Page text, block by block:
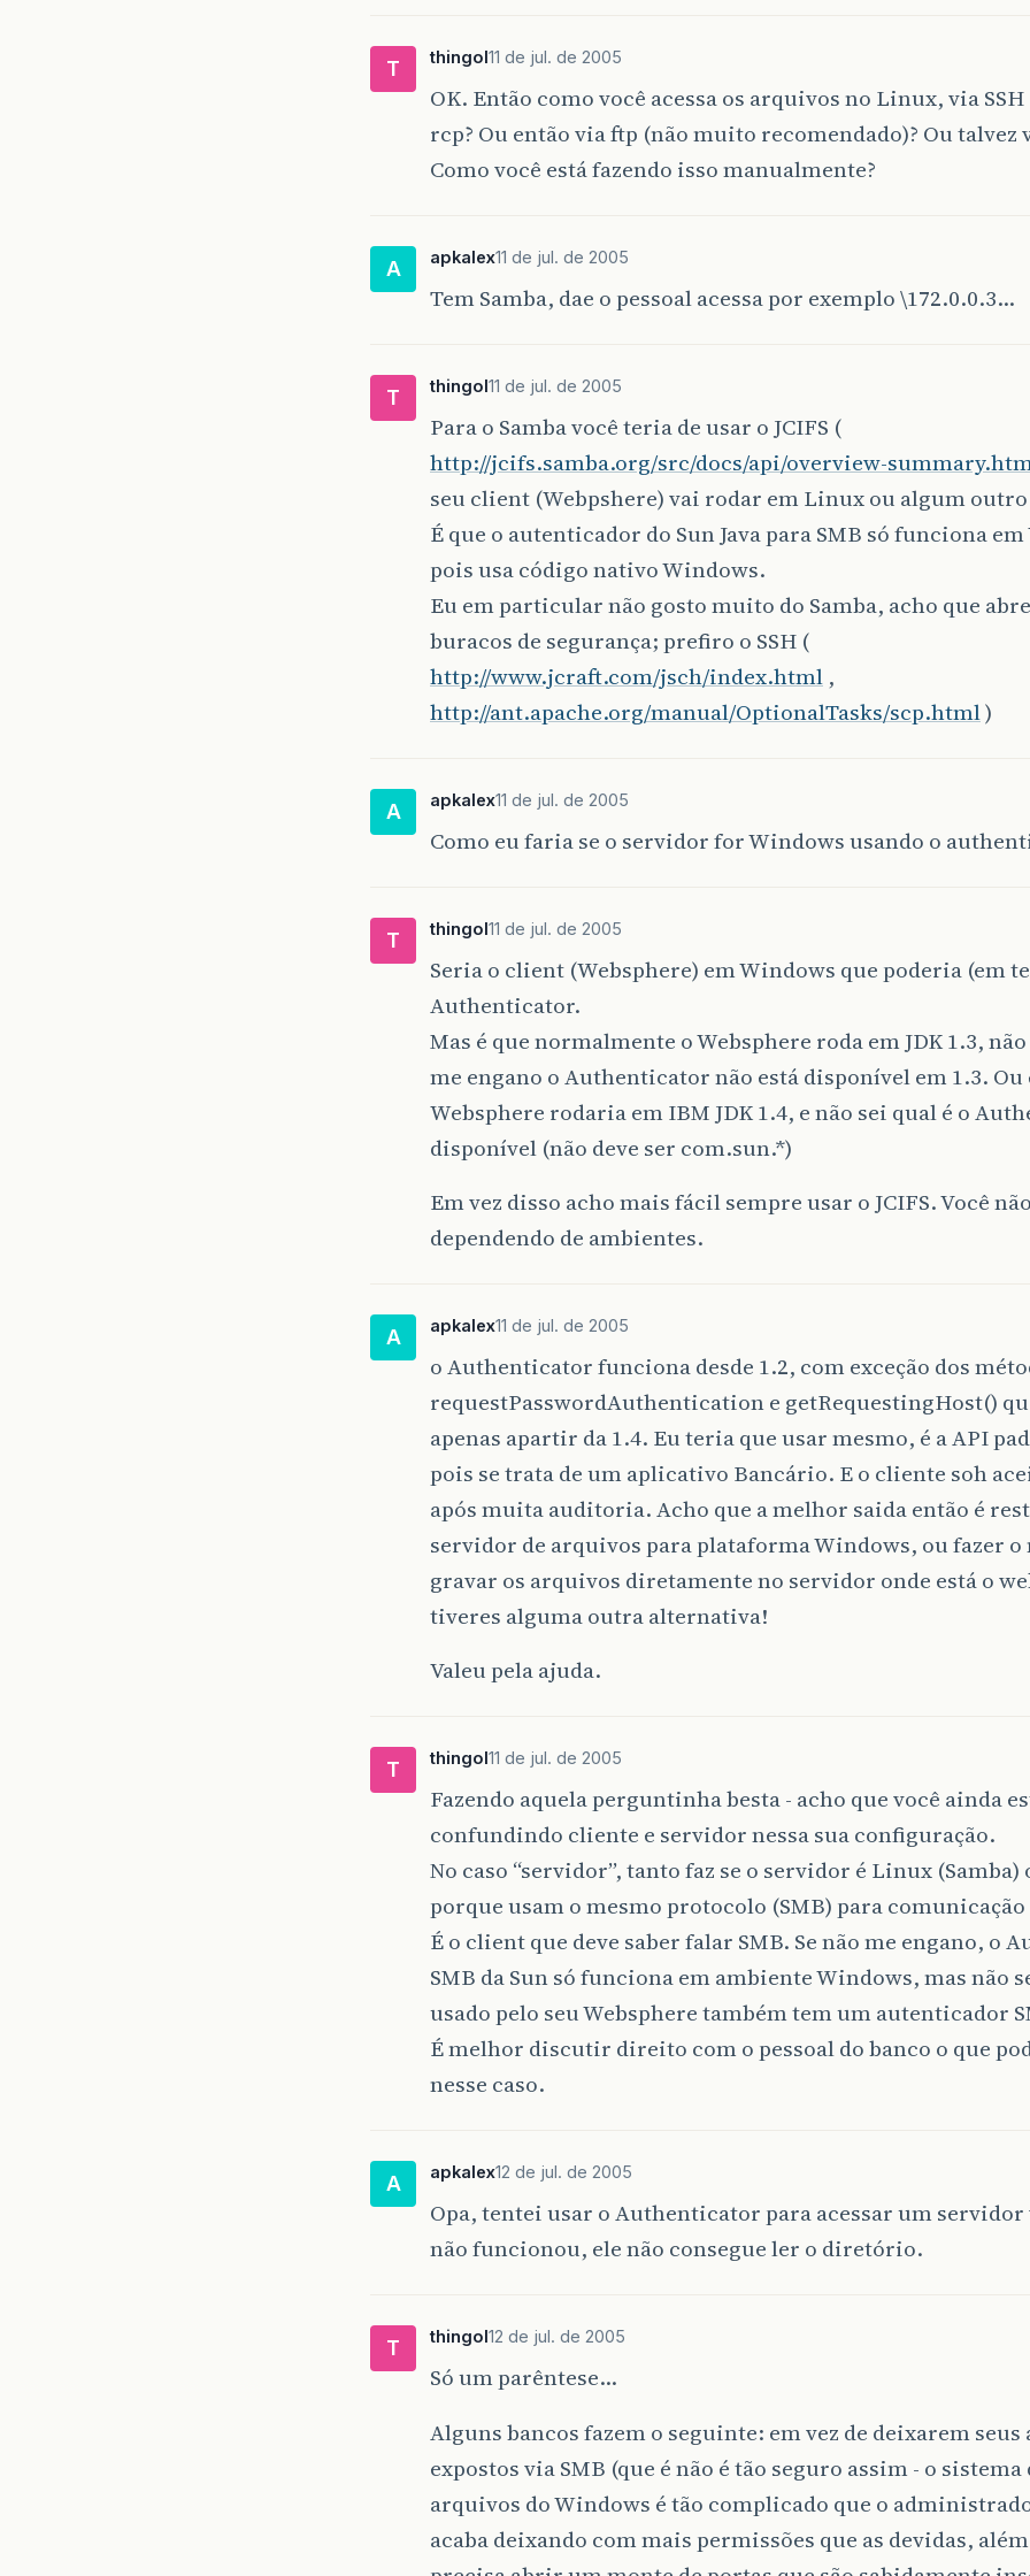
T thingol11 de jul. de 2005
OK. Então como você acessa os arquivos no Linux, via SSH
rcp? Ou então via ftp (não muito recomendado)? Ou talvez
Como você está fazendo isso manualmente?
A apkalex11 de jul. de 2005
Tem Samba, dae o pessoal acessa por exemplo \172.0.0.3…
T thingol11 de jul. de 2005
Para o Samba você teria de usar o JCIFS (
http://jcifs.samba.org/src/docs/api/overview-
seu client (Webpshere) vai rodar em Linux ou algum
É que o autenticador do Sun Java para SMB só funciona
pois usa código nativo Windows.
Eu em particular não gosto muito do Samba, acho que
buracos de segurança; prefiro o SSH (
http://www.jcraft.com/jsch/index.html ,
http://ant.apache.org/manual/OptionalTasks/scp.html)
A apkalex11 de jul. de 2005
Como eu faria se o servidor for Windows usando o
T thingol11 de jul. de 2005
Seria o client (Websphere) em Windows que poderia (em
Authenticator.
Mas é que normalmente o Websphere roda em JDK 1.3, não
me engano o Authenticator não está disponível em 1.3. Ou
Websphere rodaria em IBM JDK 1.4, e não sei qual é o
disponível (não deve ser com.sun.*)
Em vez disso acho mais fácil sempre usar o JCIFS. Você
dependendo de ambientes.
A apkalex11 de jul. de 2005
o Authenticator funciona desde 1.2, com exceção dos
requestPasswordAuthentication e getRequestingHost()
apenas apartir da 1.4. Eu teria que usar mesmo, é a API
pois se trata de um aplicativo Bancário. E o cliente soh
após muita auditoria. Acho que a melhor saida então é
servidor de arquivos para plataforma Windows, ou fazer
gravar os arquivos diretamente no servidor onde está o
tiveres alguma outra alternativa!
Valeu pela ajuda.
T thingol 11 de jul. de 2005
Fazendo aquela perguntinha besta - acho que você ainda
confundindo cliente e servidor nessa sua configuração.
No caso “servidor”, tanto faz se o servidor é Linux
porque usam o mesmo protocolo (SMB) para
É o client que deve saber falar SMB. Se não me engano, o
SMB da Sun só funciona em ambiente Windows, mas não
usado pelo seu Websphere também tem um autenticador
É melhor discutir direito com o pessoal do banco o que
nesse caso.
A apkalex12 de jul. de 2005
Opa, tentei usar o Authenticator para acessar um
não funcionou, ele não consegue ler o diretório.
T thingol 12 de jul. de 2005
Só um parêntese…
Alguns bancos fazem o seguinte: em vez de deixarem
expostos via SMB (que é não é tão seguro assim - o
arquivos do Windows é tão complicado que o
acaba deixando com mais permissões que as devidas,